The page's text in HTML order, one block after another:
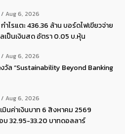
Aug 6, 2026
ำไรแตะ 436.36 ล้าน บอร์ดไฟเขียวจ่าย
เป็นเงินสด อัตรา 0.05 บ.หุ้น
Aug 6, 2026
วัล “Sustainability Beyond Banking
Aug 6, 2026
นค่าเงินบาท 6 สิงหาคม 2569
บ 32.95-33.20 บาทดอลลาร์